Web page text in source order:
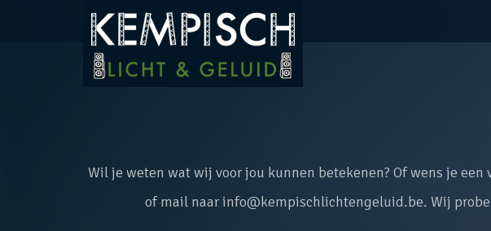
Wil je weten wat wij voor jou kunnen betekenen? Of wens je
of mail naar info@kempischlichtengeluid.be. Wij